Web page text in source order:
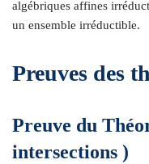
algébriques affines
un ensemble irréductible.
Preuves des
Preuve du
intersections )